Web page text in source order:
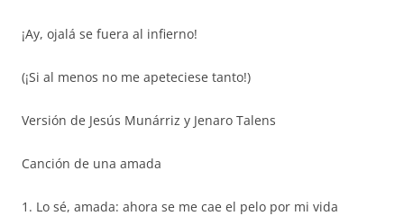
¡Ay, ojalá se fuera al infierno!
(¡Si al menos no me apeteciese tanto!)
Versión de Jesús Munárriz y Jenaro Talens
Canción de una amada
1. Lo sé, amada: ahora se me cae el pelo por mi vida